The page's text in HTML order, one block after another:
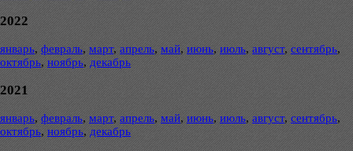
2022
январь, февраль, март, апрель, май, июнь, июль, август, сентябрь,
октябрь, ноябрь, декабрь
2021
январь, февраль, март, апрель, май, июнь, июль, август, сентябрь,
октябрь, ноябрь, декабрь